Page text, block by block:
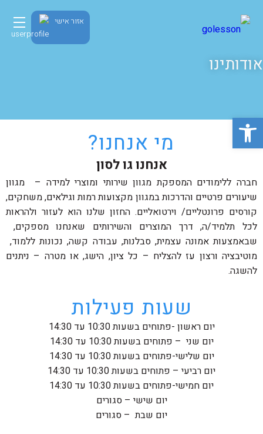
אזור אישי
אודותינו
מי אנחנו?
אנחנו גו לסון
חברה ללימודים המספקת מגוון שירותי ומוצרי למידה – מגוון
שיעורים פרטיים והדרכות במגוון מקצועות רמות וגילאים, משחקים,
קורסים פרונטליים/ וירטואליים. החזון שלנו הוא לעזור ולהראות
לכל תלמיד/ה, דרך המוצרים והשירותים שאנחנו מספקים,
שבאמצעות אמונה עצמית, סבלנות, עבודה קשה, נכונות ללמוד,
מוטיבציה ורצון עז להצליח – כל ציון, הישג, או מטרה – ניתנים
להשגה.
שעות פעילות
יום ראשון -פתוחים בשעות 10:30 עד 14:30
יום שני – פתוחים בשעות 10:30 עד 14:30
יום שלישי-פתוחים בשעות 10:30 עד 14:30
יום רביעי – פתוחים בשעות 10:30 עד 14:30
יום חמישי-פתוחים בשעות 10:30 עד 14:30
יום שישי – סגורים
יום שבת – סגורים
פתח סרגל נגישות